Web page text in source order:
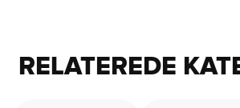
RELATEREDE